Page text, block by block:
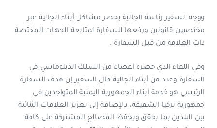
ووجه السفير رئاسة الجالية بحصر مشاكل أبناء الجالية عبر
مختصيين قانونين ورفعها للسفارة لمتابعة الجهات المختصة
ذات العلاقة من قبل السفارة .
وفي اللقاء الذي حضره أعضاء من السلك الدبلوماسي في
السفارة وعدد من أبناء الجالية قال السفير إن هدف السفارة
الرئيسي هو خدمة أبناء الجمهورية اليمنية المتواجدين في
جمهورية تركيا الشقيقة، بالإضافة إلى تعزيز العلاقات الثنائية
بين البلدين بما يحقق ويحفظ المصالح المشتركة على كافة